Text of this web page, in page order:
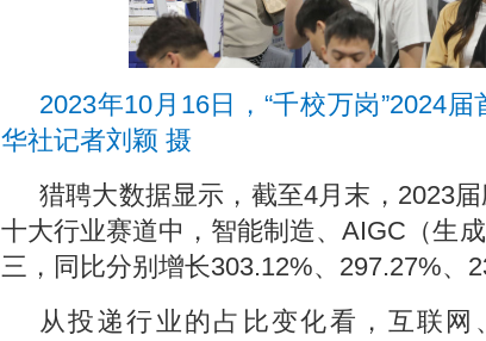
2023年10月16日，“千校万岗”2024
华社记者刘颖 摄
猎聘大数据显示，截至4月末，2023
十大行业赛道中，智能制造、AIGC（生
三，同比分别增长303.12%、297.27%、
从投递行业的占比变化看，互联网